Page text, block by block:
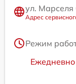
ул.
Адрес
Режим